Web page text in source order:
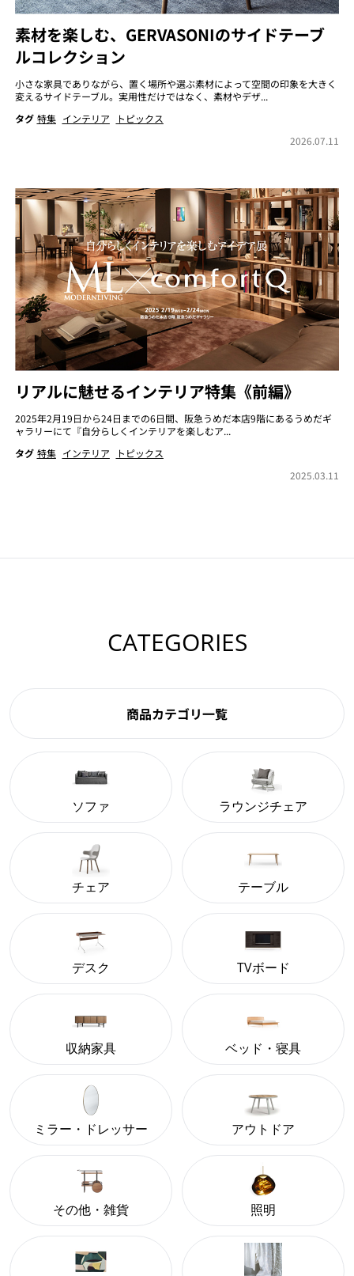
素材を楽しむ、GERVASONIのサイドテーブ
ルコレクション
小さな家具でありながら、置く場所や選ぶ素材によって空間の印象を大きく
変えるサイドテーブル。実用性だけではなく、素材やデザ...
タグ 特集 インテリア
トピックス
2026.07.11
リアルに魅せるインテリア特集《前編》
2025年2月19日から24日までの6日間、阪急うめだ本店9階にあるうめだギ
ャラリーにて『自分らしくインテリアを楽しむア...
タグ 特集 インテリア
トピックス
2025.03.11
CATEGORIES
商品カテゴリ一覧
ソファ ラウンジチェア
チェア テーブル
デスク TVボード
収納家具 ベッド・寝具
ミラー・ドレッサー アウトドア
その他・雑貨 照明